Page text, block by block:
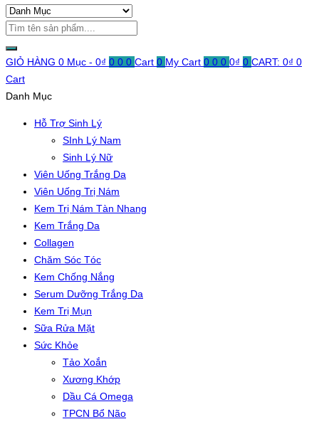
GIỎ HÀNG 0 Mục - 0₫ 0 0 0 Cart 0 My Cart 0 0 0 0₫ 0 CART: 0₫ 0
Cart
Danh Mục
Hỗ Trợ Sinh Lý
SInh Lý Nam
Sinh Lý Nữ
Viên Uống Trắng Da
Viên Uống Trị Nám
Kem Trị Nám Tàn Nhang
Kem Trắng Da
Collagen
Chăm Sóc Tóc
Kem Chống Nắng
Serum Dưỡng Trắng Da
Kem Trị Mụn
Sữa Rửa Mặt
Sức Khỏe
Tảo Xoắn
Xương Khớp
Dầu Cá Omega
TPCN Bổ Não